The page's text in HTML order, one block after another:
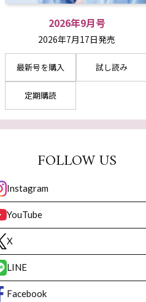
2026年9月号
2026年7月17日発売
最新号を購入 試し読み
定期購読
FOLLOW US
Instagram
YouTube
X
LINE
Facebook